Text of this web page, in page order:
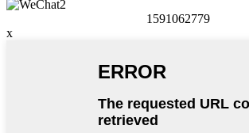
1591062779
x